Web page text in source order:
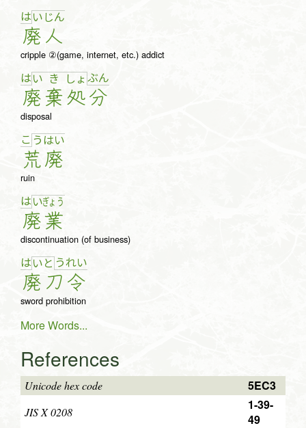
は い
廃
じん
人
cripple ②(game, internet, etc.) addict
は い
廃
き
棄
しょ
処
ぶん
分
disposal
こ う
荒
はい
廃
ruin
はい
廃
ぎょ う
業
discontinuation (of business)
はい
廃
と う
刀
れい
令
sword prohibition
More Words...
References
Unicode hex code 5EC3
JIS X 0208
1-39-
49